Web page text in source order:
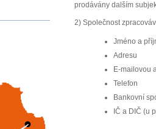
prodávány dalším
2) Společnost
Jméno a
Adresu
E-mailovou
Telefon
Bankovní
IČ a DIČ (u